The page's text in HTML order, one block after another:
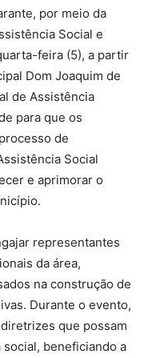
por meio da
Social e
feira (5), a partir
Dom Joaquim de
de Assistência
para que os
de
Social
e aprimorar o
representantes
da área,
na construção de
Durante o evento,
que possam
beneficiando a